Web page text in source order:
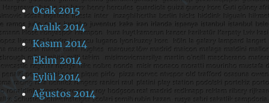
Ocak 2015
Aralık 2014
Kasım 2014
Ekim 2014
Eylül 2014
Ağustos 2014